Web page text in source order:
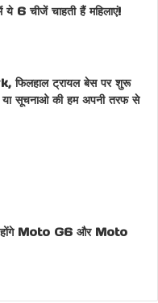
ये 6 चीजें चाहती हैं महिलाएं!
ट्रायल बेस पर शुरू
या सूचनाओ की हम अपनी तरफ से
होंगे Moto G6 और Moto